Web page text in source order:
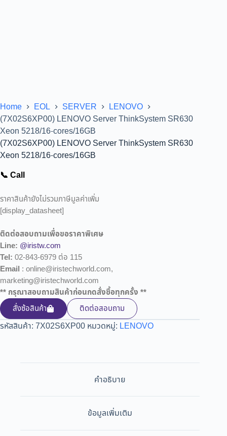
Home EOL SERVER
LENOVO
(7X02S6XP00) LENOVO Server ThinkSystem SR630
Xeon 5218/16-cores/16GB
(7X02S6XP00) LENOVO Server ThinkSystem SR630
Xeon 5218/16-cores/16GB
📞 Call
ราคาสินค้ายังไม่รวมภาษีมูลค่าเพิ่ม
[display_datasheet]
ติดต่อสอบถามเพื่อขอราคาพิเศษ
Line: @iristw.com
Tel: 02-843-6979 ต่อ 115
Email : online@iristechworld.com,
marketing@iristechworld.com
** กรุณาสอบถามสินค้าก่อนกดสั่งซื้อทุกครั้ง **
สั่งซ้อสินค้า
ติดต่อสอบถาม
รหัสสินค้า: 7X02S6XP00 หมวดหมู่: LENOVO
คำอธิบาย
ข้อมูลเพิ่มเติม